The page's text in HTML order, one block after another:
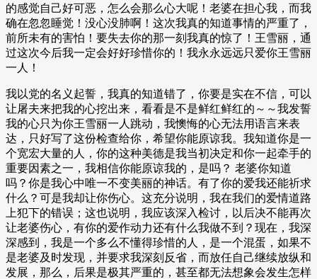
的感觉自己好可恶，怎么会那么心大呢！老婆在担心我，而我
确在忽忽睡觉！没心没肺啊！这次我真的知道事情的严重了，
前所未有的害怕！要失去你的那一刻我真的惊了！王雪丽，通
过这次今后我一定会好好珍惜你的！我永永远远只爱你王雪丽
一人！
我以党的名义起誓，我真的知道错了，你要是实在不信，可以
让屠夫来把我的心挖出来，看看是不是鲜红鲜红的～～我发誓
我的心只为你王雪丽一人跳动，我懊悔的心无法用语言来表
达，只好写了这份检查给你，希望你能原谅我。我知道你是一
个宽宏大量的人，你的这种美德是我当初决定和你一起牵手的
重要因素之一，我相信你能原谅我的，是吗？ 老婆你知道
吗？你是我心中唯一不变美丽的神话。有了你的爱我还能祈求
什么？可是我却让你伤心。这充分说明，我在我们的爱情道路
上犯下的错误；这也说明，我应该深入检讨，以后决不能再次
让老婆伤心，有你的爱作动力还有什么我做不到？现在，我深
深感到，我是一个多么不懂得珍惜的人，是一个混蛋，如果不
是老婆及时发现，并要求我深刻反省，而放任自己继续放纵和
发展，那么，后果是极其严重的，甚至都无法想象会发生怎样